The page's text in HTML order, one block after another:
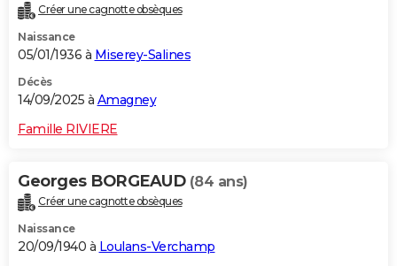
Carte de Noël
Carte Bonne année
Carte Saint-Valentin
Carte Pâques
Carte d'anniversaire
DICTIONNAIRE
Dictionnaire
Biographies
Citations
Expressions
Proverbes
PROGRAMME TV
COPAINS D'AVANT
S'inscrire
Se connecter
Lycées
Collèges
Primaires
Universités
Entreprises
Service militaire
Avis de recherche
AVIS DE DÉCÈS
Bricolage
Lifestyle
Culture
Sport
Auto
Television
Voyage
Cinema
Créer une cagnotte obsèques
Naissance
05/01/1936 à Miserey-Salines
Décès
14/09/2025 à Amagney
Famille RIVIERE
Georges BORGEAUD (84 ans)
Créer une cagnotte obsèques
Naissance
20/09/1940 à Loulans-Verchamp